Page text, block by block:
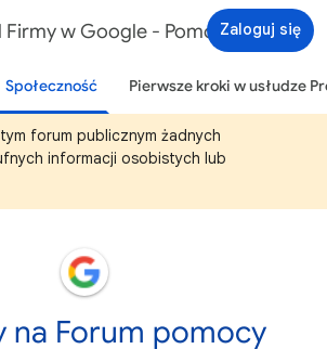
Firmy w Google - PomocZaloguj się
Społeczność Pierwsze kroki w usłudze
forum publicznym żadnych
informacji osobistych lub
na Forum pomocy